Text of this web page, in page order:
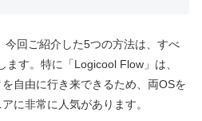
今回ご紹介した5つの方法は、すべ
す。特に「Logicool Flow」は、
自由に行き来できるため、両OSを
に非常に人気があります。